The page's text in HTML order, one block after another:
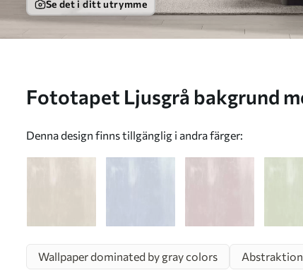
Se det i ditt utrymme
Fototapet Ljusgrå bakgrund med jämn vertikal struktur
Denna design finns tillgänglig i andra färger:
Wallpaper dominated by gray colors Abstraktion